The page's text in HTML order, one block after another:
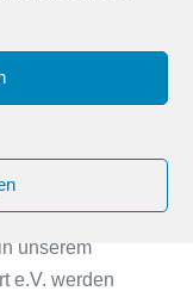
Wir freuen
unserem
e.V. werden